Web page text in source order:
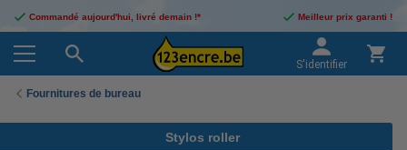
Commandé aujourd'hui, livré demain !* Meilleur prix garanti !
S'identifier
Fournitures de bureau
Stylos roller